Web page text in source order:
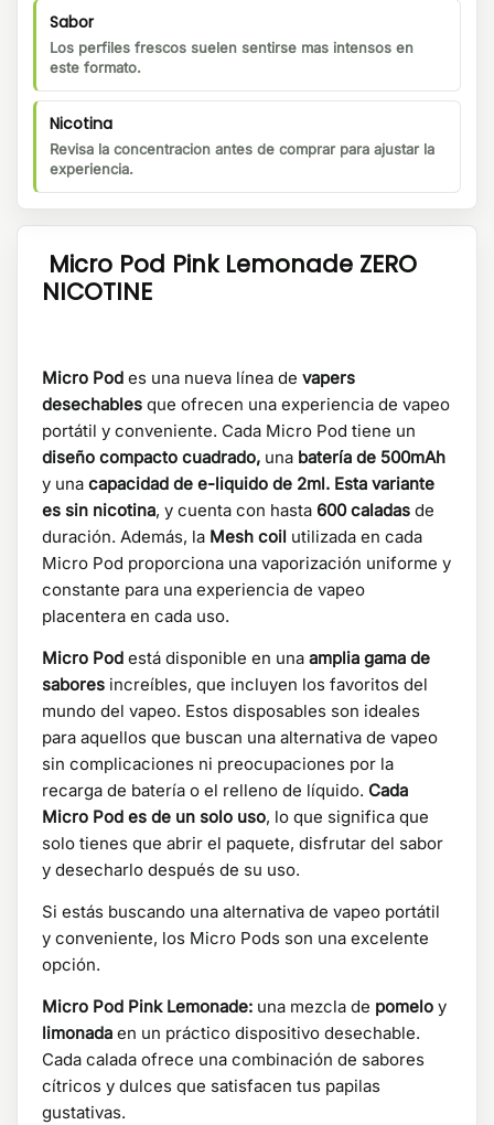
Sabor
Los perfiles frescos suelen sentirse mas intensos en
este formato.
Nicotina
Revisa la concentracion antes de comprar para ajustar la
experiencia.
Micro Pod Pink Lemonade ZERO
NICOTINE
Micro Pod es una nueva línea de vapers
desechables que ofrecen una experiencia de vapeo
portátil y conveniente. Cada Micro Pod tiene un
diseño compacto cuadrado, una batería de 500mAh
y una capacidad de e-liquido de 2ml. Esta variante
es sin nicotina, y cuenta con hasta 600 caladas de
duración. Además, la Mesh coil utilizada en cada
Micro Pod proporciona una vaporización uniforme y
constante para una experiencia de vapeo
placentera en cada uso.
Micro Pod está disponible en una amplia gama de
sabores increíbles, que incluyen los favoritos del
mundo del vapeo. Estos disposables son ideales
para aquellos que buscan una alternativa de vapeo
sin complicaciones ni preocupaciones por la
recarga de batería o el relleno de líquido. Cada
Micro Pod es de un solo uso, lo que significa que
solo tienes que abrir el paquete, disfrutar del sabor
y desecharlo después de su uso.
Si estás buscando una alternativa de vapeo portátil
y conveniente, los Micro Pods son una excelente
opción.
Micro Pod Pink Lemonade: una mezcla de pomelo y
limonada en un práctico dispositivo desechable.
Cada calada ofrece una combinación de sabores
cítricos y dulces que satisfacen tus papilas
gustativas.